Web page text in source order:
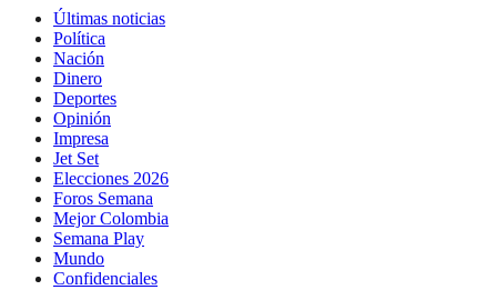
Últimas noticias
Política
Nación
Dinero
Deportes
Opinión
Impresa
Jet Set
Elecciones 2026
Foros Semana
Mejor Colombia
Semana Play
Mundo
Confidenciales